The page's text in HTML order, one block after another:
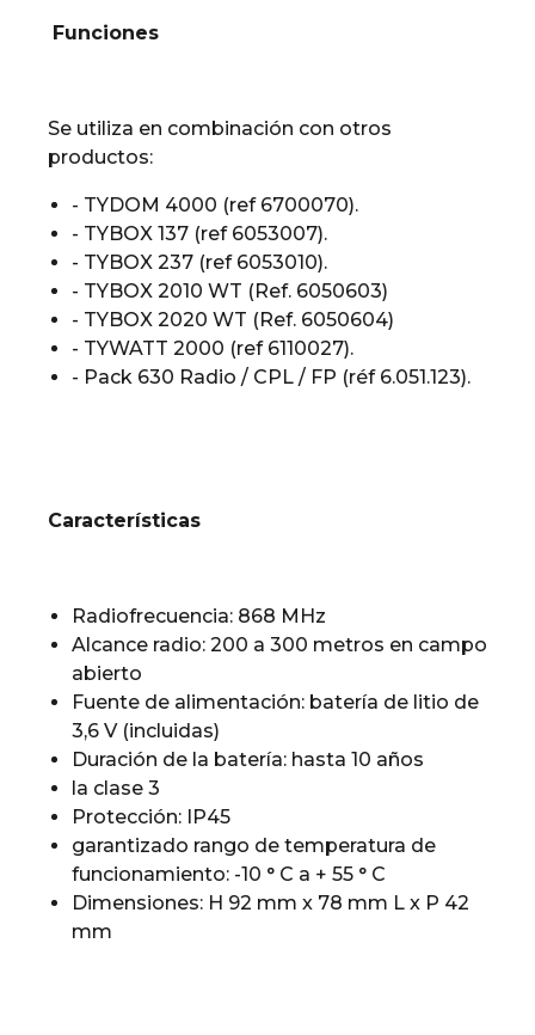
Funciones
Se utiliza en combinación con otros
productos:
- TYDOM 4000 (ref 6700070).
- TYBOX 137 (ref 6053007).
- TYBOX 237 (ref 6053010).
- TYBOX 2010 WT (Ref. 6050603)
- TYBOX 2020 WT (Ref. 6050604)
- TYWATT 2000 (ref 6110027).
- Pack 630 Radio / CPL / FP (réf 6.051.123).
Características
Radiofrecuencia: 868 MHz
Alcance radio: 200 a 300 metros en campo
abierto
Fuente de alimentación: batería de litio de
3,6 V (incluidas)
Duración de la batería: hasta 10 años
la clase 3
Protección: IP45
garantizado rango de temperatura de
funcionamiento: -10 ° C a + 55 ° C
Dimensiones: H 92 mm x 78 mm L x P 42
mm